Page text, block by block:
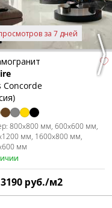
за 7 дней
Concorde
800x800 мм 600x600 мм
мм 1600x800 мм
мм
3190 руб./м2